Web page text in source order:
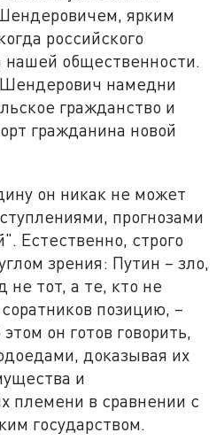
ярким
российского
нашей общественности.
Шендерович намедни
гражданство и
гражданина новой
он никак не может
прогнозами
Естественно, строго
зрения: Путин – зло,
не тот, а те, кто не
позицию, –
он готов говорить,
доказывая их
и
племени в сравнении с
государством.